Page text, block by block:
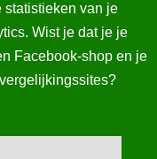
statistieken van je
Wist je dat je je
Facebook-shop en je